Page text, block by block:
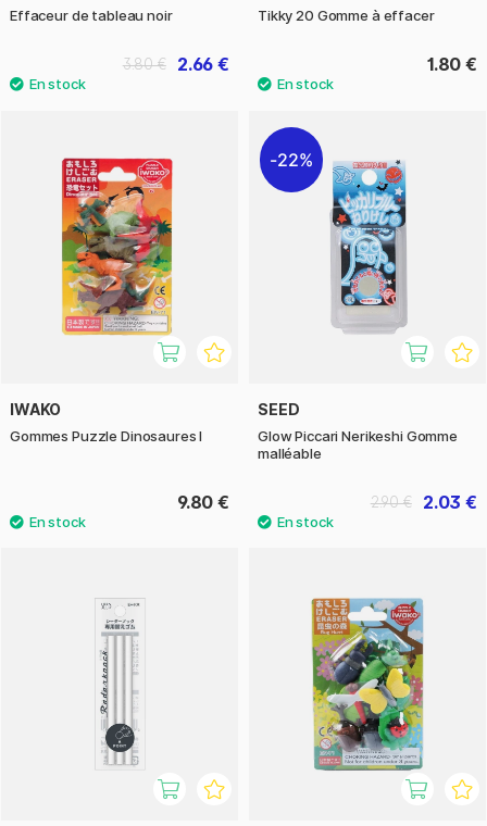
Effaceur de tableau noir
2.66 €
3.80 €
Tikky 20 Gomme à effacer
1.80 €
IWAKO
Gommes Puzzle Dinosaures I
9.80 €
22%
SEED
Glow Piccari Nerikeshi Gomme
malléable
2.03 €
2.90 €